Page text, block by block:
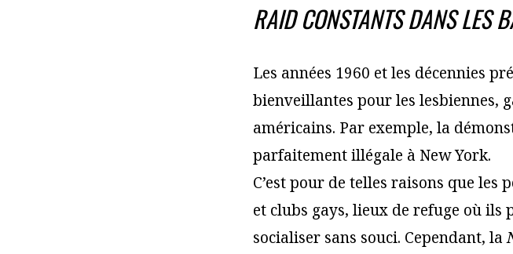
RAID CONSTANTS DANS LES
Les années 1960 et les décennies
bienveillantes pour les lesbiennes,
américains. Par exemple, la
parfaitement illégale à New York.
C’est pour de telles raisons que les
et clubs gays, lieux de refuge où ils
socialiser sans souci. Cependant, la